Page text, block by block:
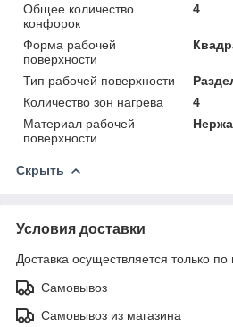
Общее количество
конфорок
4
Форма рабочей
поверхности
Тип рабочей поверхности
Количество зон нагрева
4
Материал рабочей
поверхности
Скрыть
Условия доставки
Доставка осуществляется только по
Самовывоз
Самовывоз из магазина